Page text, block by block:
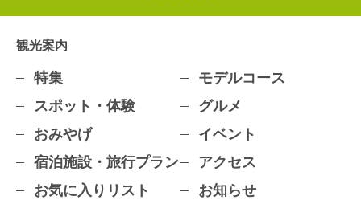
観光案内
特集
モデルコース
スポット・体験
グルメ
おみやげ
イベント
宿泊施設・旅行プラン
アクセス
お気に入りリスト
お知らせ